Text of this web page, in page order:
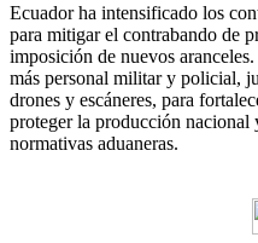
Ecuador ha intensificado los
para mitigar el contrabando de
imposición de nuevos
más personal militar y policial,
drones y escáneres, para
proteger la producción nacional
normativas aduaneras.